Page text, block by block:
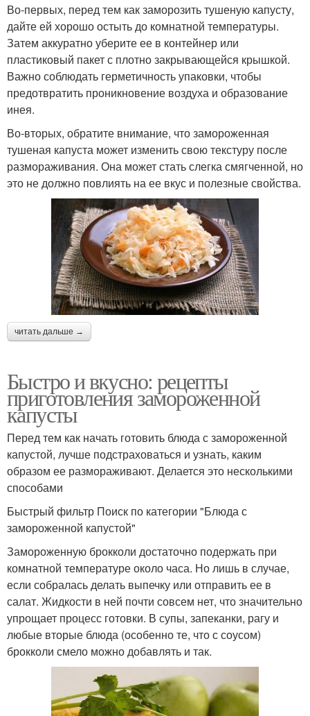
Во-первых, перед тем как заморозить тушеную капусту,
дайте ей хорошо остыть до комнатной температуры.
Затем аккуратно уберите ее в контейнер или
пластиковый пакет с плотно закрывающейся крышкой.
Важно соблюдать герметичность упаковки, чтобы
предотвратить проникновение воздуха и образование
инея.
Во-вторых, обратите внимание, что замороженная
тушеная капуста может изменить свою текстуру после
размораживания. Она может стать слегка смягченной, но
это не должно повлиять на ее вкус и полезные свойства.
читать дальше →
Быстро и вкусно: рецепты
приготовления замороженной
капусты
Перед тем как начать готовить блюда с замороженной
капустой, лучше подстраховаться и узнать, каким
образом ее размораживают. Делается это несколькими
способами
Быстрый фильтр Поиск по категории "Блюда с
замороженной капустой"
Замороженную брокколи достаточно подержать при
комнатной температуре около часа. Но лишь в случае,
если собралась делать выпечку или отправить ее в
салат. Жидкости в ней почти совсем нет, что значительно
упрощает процесс готовки. В супы, запеканки, рагу и
любые вторые блюда (особенно те, что с соусом)
брокколи смело можно добавлять и так.